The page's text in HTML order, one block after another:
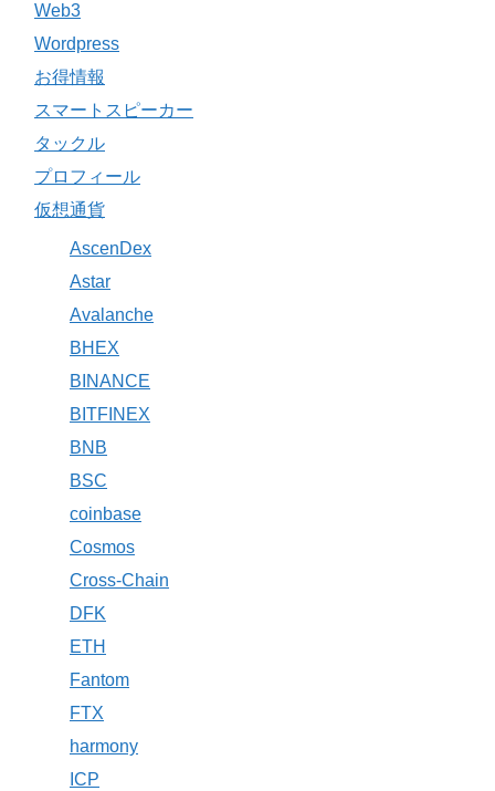
Web3
Wordpress
お得情報
スマートスピーカー
タックル
プロフィール
仮想通貨
AscenDex
Astar
Avalanche
BHEX
BINANCE
BITFINEX
BNB
BSC
coinbase
Cosmos
Cross-Chain
DFK
ETH
Fantom
FTX
harmony
ICP